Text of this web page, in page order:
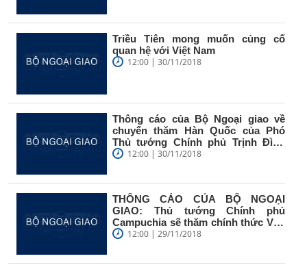
Triều Tiên mong muốn củng cố
quan hệ với Việt Nam
12:00 | 30/11/2018
Thông cáo của Bộ Ngoại giao về
chuyến thăm Hàn Quốc của Phó
Thủ tướng Chính phủ Trịnh Đình
Dũng12:00 | 30/11/2018
THÔNG CÁO CỦA BỘ NGOẠI
GIAO: Thủ tướng Chính phủ
Campuchia sẽ thăm chính thức Việt
Nam12:00 | 29/11/2018